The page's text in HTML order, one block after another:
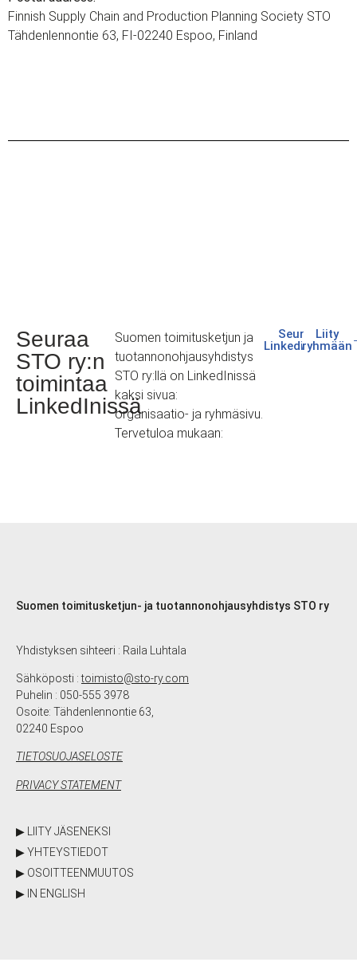
Finnish Supply Chain and Production Planning Society STO
Tähdenlennontie 63, FI-02240 Espoo, Finland
Seuraa
STO ry:n
toimintaa
LinkedInissä
Suomen toimitusketjun ja
tuotannonohjausyhdistys
STO ry:llä on LinkedInissä
kaksi sivua:
organisaatio- ja ryhmäsivu.
Tervetuloa mukaan:
Seuraa
Linkedinissä
Liity
ryhmään
Suomen toimitusketjun- ja tuotannonohjausyhdistys STO ry
Yhdistyksen sihteeri : Raila Luhtala
Sähköposti :toimisto@sto-ry.com
Puhelin : 050-555 3978
Osoite: Tähdenlennontie 63,
02240 Espoo
TIETOSUOJASELOSTE
PRIVACY STATEMENT
▶ LIITY JÄSENEKSI
▶ YHTEYSTIEDOT
▶ OSOITTEENMUUTOS
▶ IN ENGLISH